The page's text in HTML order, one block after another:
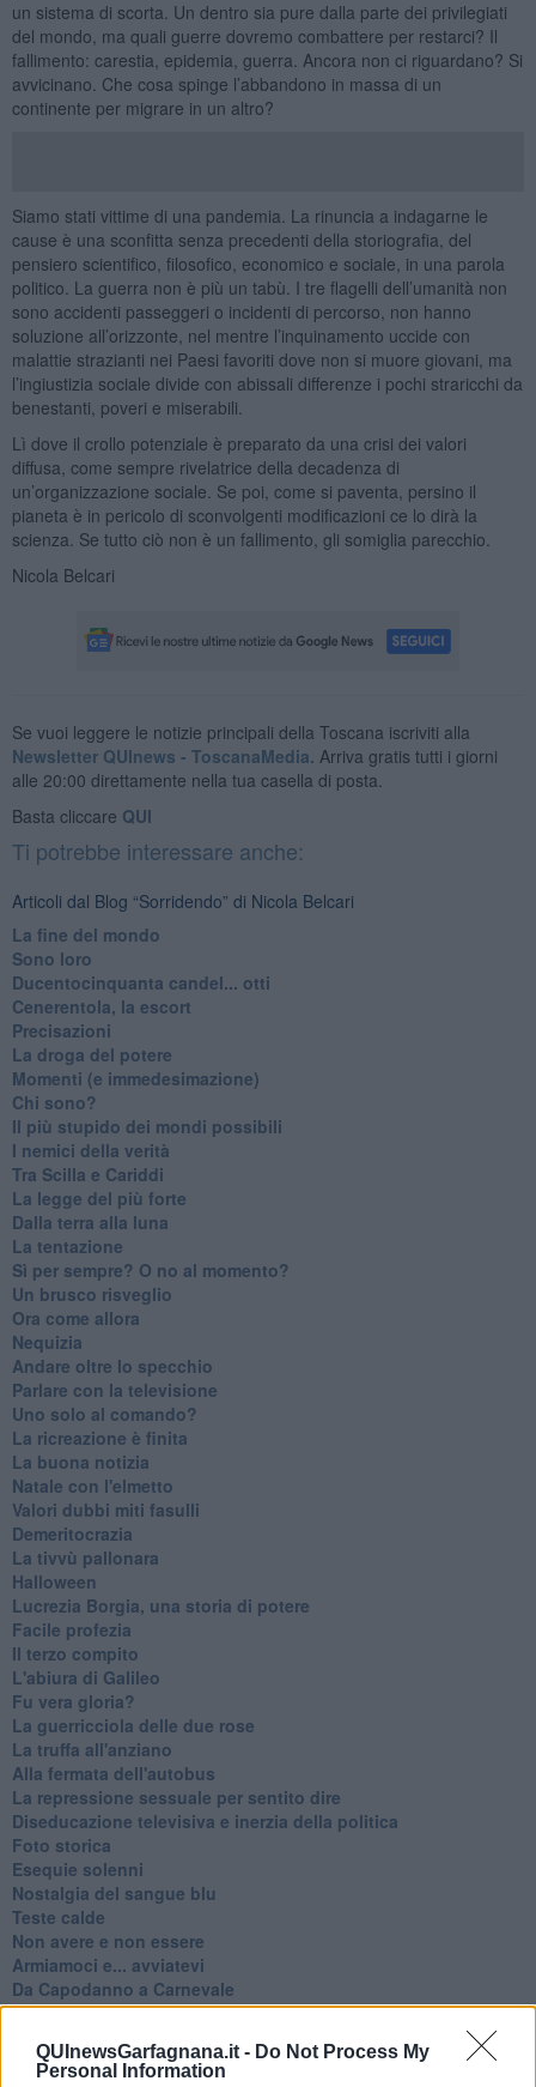
QUInewsGarfagnana.it - Do Not Process My
Personal Information
un sistema di scorta. Un dentro sia pure dalla parte dei privilegiati
del mondo, ma quali guerre dovremo combattere per restarci? Il
fallimento: carestia, epidemia, guerra. Ancora non ci riguardano? Si
avvicinano. Che cosa spinge l’abbandono in massa di un
continente per migrare in un altro?
Siamo stati vittime di una pandemia. La rinuncia a indagarne le
cause è una sconfitta senza precedenti della storiografia, del
pensiero scientifico, filosofico, economico e sociale, in una parola
politico. La guerra non è più un tabù. I tre flagelli dell’umanità non
sono accidenti passeggeri o incidenti di percorso, non hanno
soluzione all’orizzonte, nel mentre l’inquinamento uccide con
malattie strazianti nei Paesi favoriti dove non si muore giovani, ma
l’ingiustizia sociale divide con abissali differenze i pochi straricchi da
benestanti, poveri e miserabili.
Lì dove il crollo potenziale è preparato da una crisi dei valori
diffusa, come sempre rivelatrice della decadenza di
un’organizzazione sociale. Se poi, come si paventa, persino il
pianeta è in pericolo di sconvolgenti modificazioni ce lo dirà la
scienza. Se tutto ciò non è un fallimento, gli somiglia parecchio.
Nicola Belcari
Se vuoi leggere le notizie principali della Toscana iscriviti alla
Newsletter QUInews - ToscanaMedia. Arriva gratis tutti i giorni
alle 20:00 direttamente nella tua casella di posta.
Basta cliccare QUI
Ti potrebbe interessare anche:
Articoli dal Blog “Sorridendo” di Nicola Belcari
La fine del mondo
Sono loro
Ducentocinquanta candel... otti
Cenerentola, la escort
Precisazioni
La droga del potere
Momenti (e immedesimazione)
Chi sono?
Il più stupido dei mondi possibili
I nemici della verità
Tra Scilla e Cariddi
La legge del più forte
Dalla terra alla luna
La tentazione
​Sì per sempre? O no al momento?
Un brusco risveglio
Ora come allora
Nequizia
Andare oltre lo specchio
Parlare con la televisione
Uno solo al comando?
La ricreazione è finita
La buona notizia
Natale con l'elmetto
Valori dubbi miti fasulli
Demeritocrazia
La tivvù pallonara
Halloween
​Lucrezia Borgia, una storia di potere
Facile profezia
Il terzo compito
L'abiura di Galileo
Fu vera gloria?
La guerricciola delle due rose
La truffa all'anziano
Alla fermata dell'autobus
La repressione sessuale per sentito dire
Diseducazione televisiva e inerzia della politica
Foto storica
Esequie solenni
Nostalgia del sangue blu
Teste calde
Non avere e non essere
Armiamoci e... avviatevi
Da Capodanno a Carnevale
Schizzi di fango
Fine anno al ristorante